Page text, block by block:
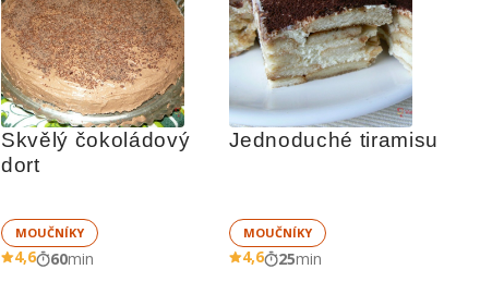
Skvělý čokoládový
dort
MOUČNÍKY
4,6 60min
Jednoduché tiramisu
MOUČNÍKY
4,6 25min